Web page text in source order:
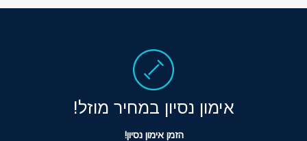
אימון נסיון במחיר מוזל!
הזמן אימון נסיון!